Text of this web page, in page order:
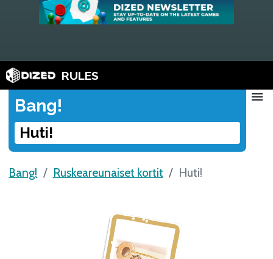
RULES
Bang!
Huti!
menu
Bang! Ruskeareunaiset kortit Huti!